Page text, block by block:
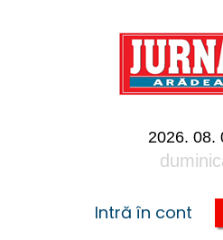
2026. 08.
Intră în cont